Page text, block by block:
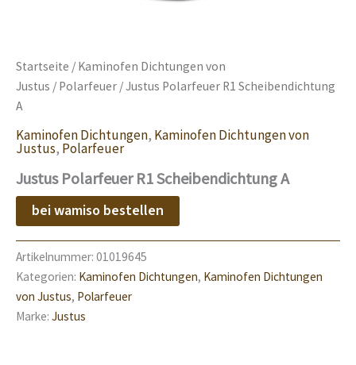
Startseite / Kaminofen Dichtungen von
Justus / Polarfeuer / Justus Polarfeuer R1 Scheibendichtung
A
Kaminofen Dichtungen, Kaminofen Dichtungen von
Justus, Polarfeuer
Justus Polarfeuer R1 Scheibendichtung A
bei wamiso bestellen
Artikelnummer: 01019645
Kategorien: Kaminofen Dichtungen, Kaminofen Dichtungen
von Justus, Polarfeuer
Marke: Justus